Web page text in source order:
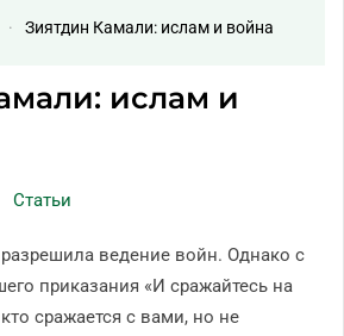
Зиятдин Камали: ислам и война
ислам и
Статьи
ведение войн. Однако с
приказания «И сражайтесь на
сражается с вами, но не